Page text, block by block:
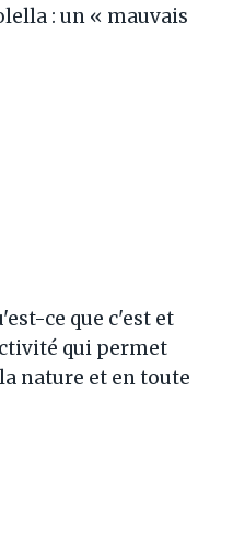
: un « mauvais
ce que c'est et
qui permet
nature et en toute